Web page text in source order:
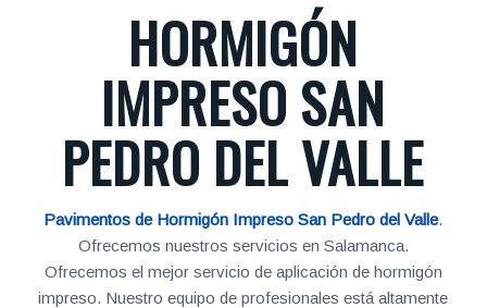
HORMIGÓN
IMPRESO SAN
PEDRO DEL VALLE
Pavimentos de Hormigón Impreso San Pedro del Valle.
Ofrecemos nuestros servicios en Salamanca.
Ofrecemos el mejor servicio de aplicación de hormigón
impreso. Nuestro equipo de profesionales está altamente